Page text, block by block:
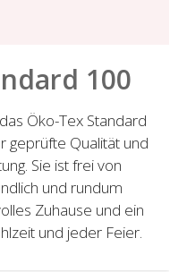
100
Öko-Tex Standard
geprüfte Qualität und
Sie ist frei von
und rundum
Zuhause und ein
und jeder Feier.